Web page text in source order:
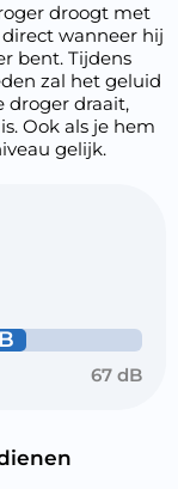
droogt met
wanneer hij
bent. Tijdens
zal het geluid
droger draait,
Ook als je hem
gelijk.
67 dB